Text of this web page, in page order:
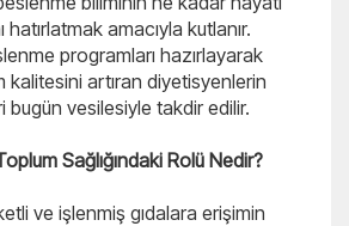
hatırlatmak amacıyla kutlanır.
programları hazırlayarak
kalitesini artıran diyetisyenlerin
bugün vesilesiyle takdir edilir.
Sağlığındaki Rolü Nedir?
ve işlenmiş gıdalara erişimin